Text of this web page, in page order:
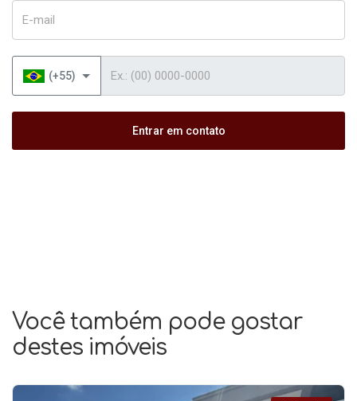
(+55)
Entrar em contato
Você também pode gostar
destes imóveis